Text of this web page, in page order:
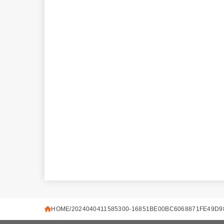
HOME 2024040411585300-